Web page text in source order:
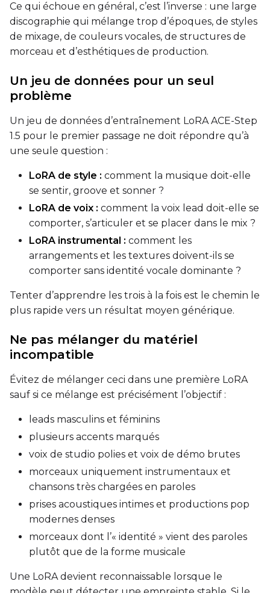
Ce qui échoue en général, c’est l’inverse : une large
discographie qui mélange trop d’époques, de styles
de mixage, de couleurs vocales, de structures de
morceau et d’esthétiques de production.
Un jeu de données pour un seul
problème
Un jeu de données d’entraînement LoRA ACE-Step
1.5 pour le premier passage ne doit répondre qu’à
une seule question :
LoRA de style : comment la musique doit-elle
se sentir, groove et sonner ?
LoRA de voix : comment la voix lead doit-elle se
comporter, s’articuler et se placer dans le mix ?
LoRA instrumental : comment les
arrangements et les textures doivent-ils se
comporter sans identité vocale dominante ?
Tenter d’apprendre les trois à la fois est le chemin le
plus rapide vers un résultat moyen générique.
Ne pas mélanger du matériel
incompatible
Évitez de mélanger ceci dans une première LoRA
sauf si ce mélange est précisément l’objectif :
leads masculins et féminins
plusieurs accents marqués
voix de studio polies et voix de démo brutes
morceaux uniquement instrumentaux et
chansons très chargées en paroles
prises acoustiques intimes et productions pop
modernes denses
morceaux dont l’« identité » vient des paroles
plutôt que de la forme musicale
Une LoRA devient reconnaissable lorsque le